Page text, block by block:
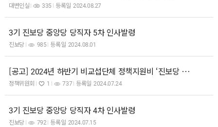
대변인실 335 등록일 2024.08.27
3기 진보당 중앙당 당직자 5차 인사발령
진보당 985 등록일 2024.08.01
[공고] 2024년 하반기 비교섭단체 정책지원비 ‘진보당 연구용역과제’ 공모
정책위원회 1 737 등록일 2024.07.24
3기 진보당 중앙당 당직자 4차 인사발령
진보당 792 등록일 2024.07.15